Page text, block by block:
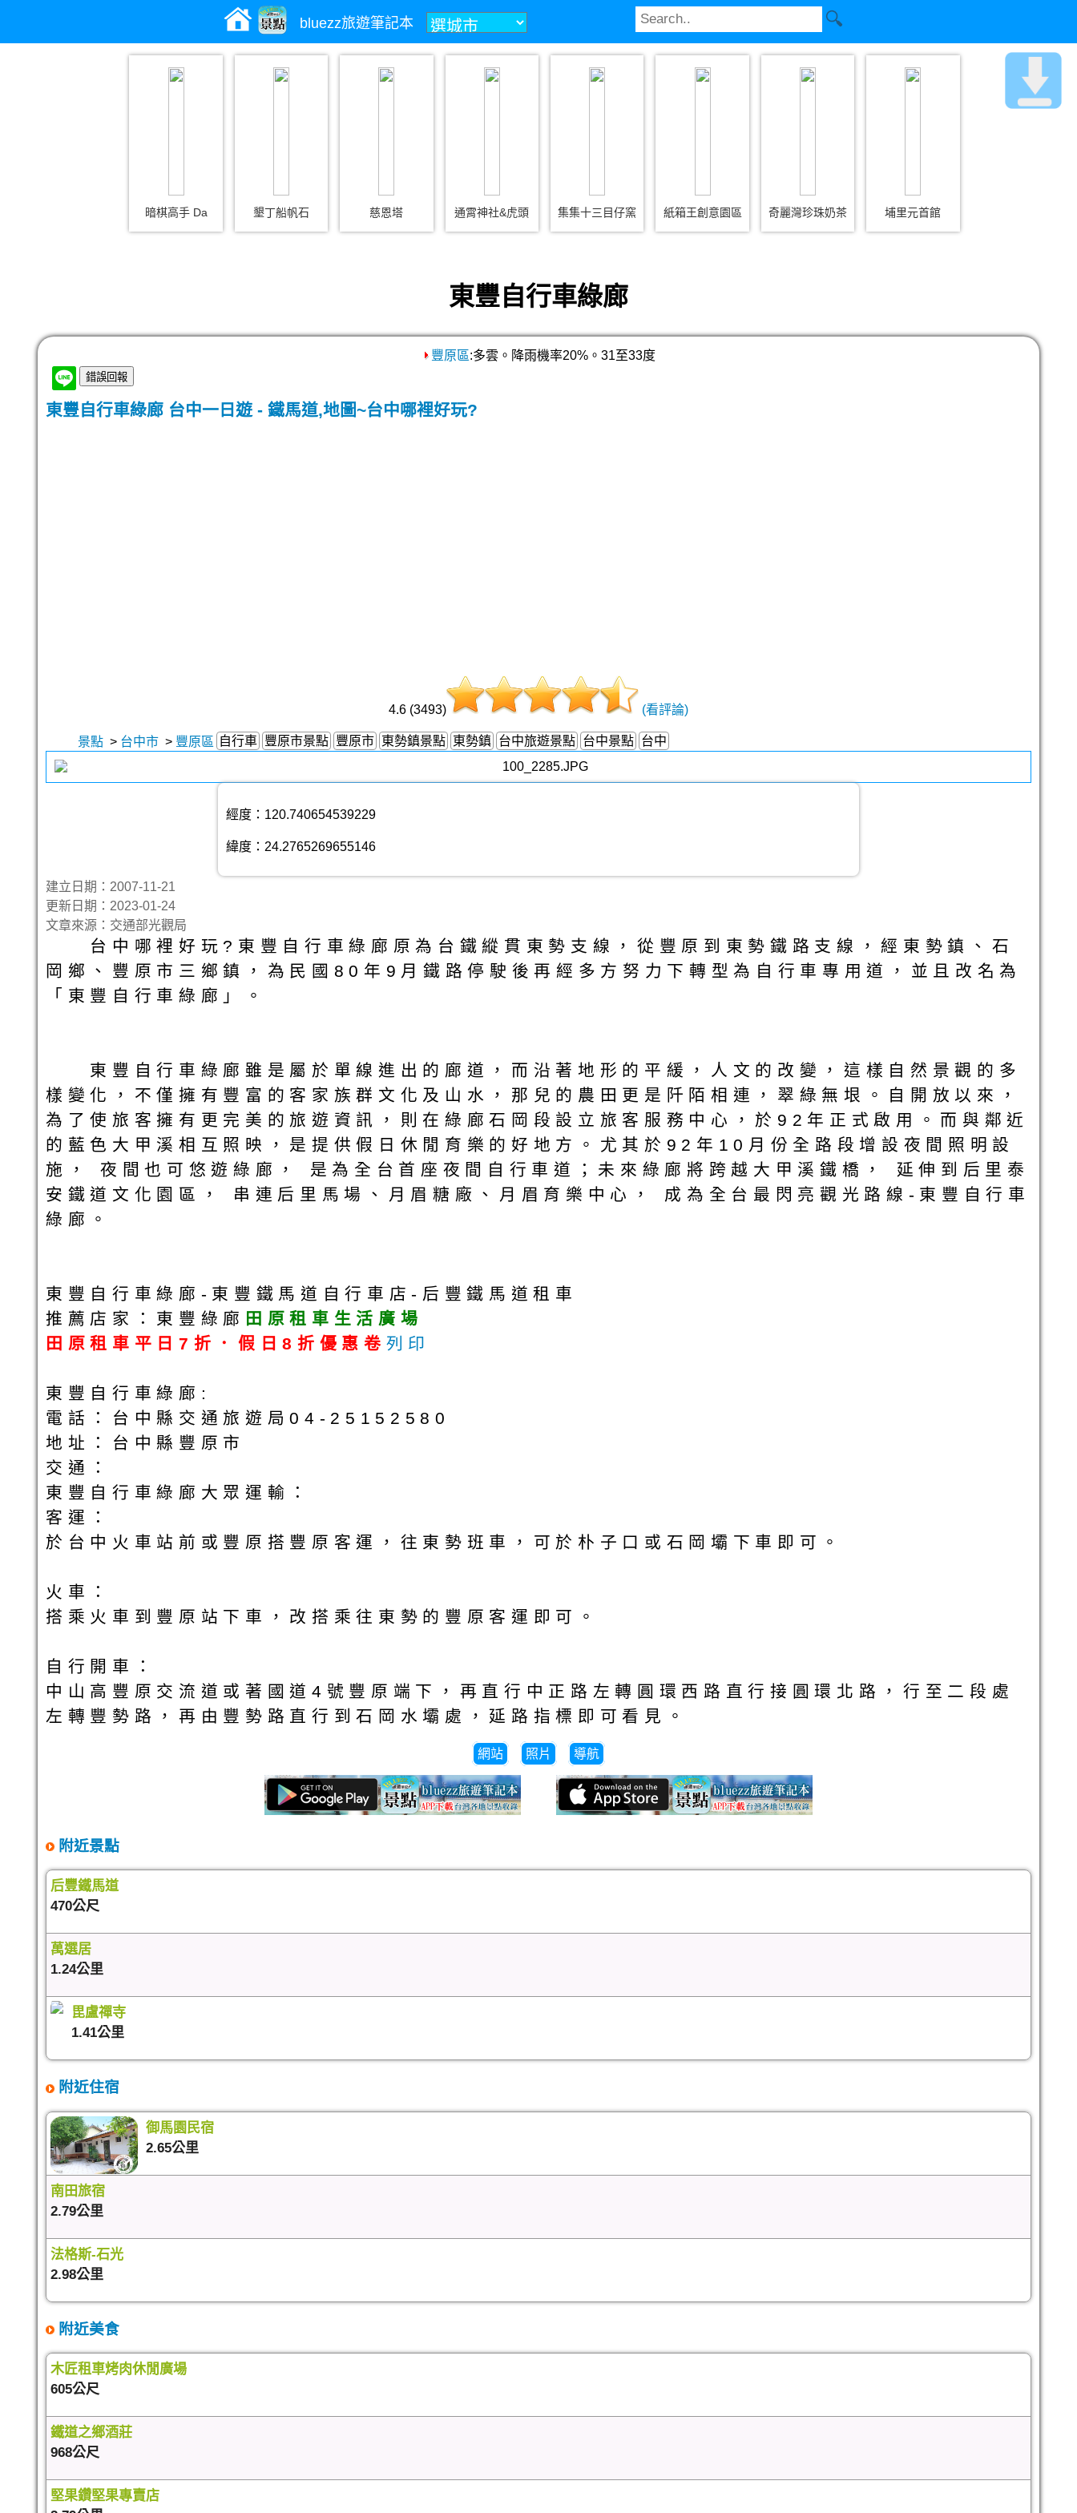
bluezz旅遊筆記本
暗棋高手 Da 墾丁船帆石 慈恩塔 通霄神社&虎頭 集集十三目仔窯 紙箱王創意園區 奇麗灣珍珠奶茶 埔里元首館
東豐自行車綠廊
豐原區:多雲。降雨機率20%。31至33度
東豐自行車綠廊 台中一日遊 - 鐵馬道,地圖~台中哪裡好玩?
4.6 (3493) (看評論)
景點 > 台中市 > 豐原區 自行車 豐原市景點 豐原市 東勢鎮景點 東勢鎮 台中旅遊景點 台中景點 台中
經度：120.740654539229
緯度：24.2765269655146
建立日期：2007-11-21
更新日期：2023-01-24
文章來源：交通部光觀局
台中哪裡好玩?東豐自行車綠廊原為台鐵縱貫東勢支線，從豐原到東勢鐵路支線，經東勢鎮、石
岡鄉、豐原市三鄉鎮，為民國80年9月鐵路停駛後再經多方努力下轉型為自行車專用道，並且改名為
「東豐自行車綠廊」。
東豐自行車綠廊雖是屬於單線進出的廊道，而沿著地形的平緩，人文的改變，這樣自然景觀的多
樣變化，不僅擁有豐富的客家族群文化及山水，那兒的農田更是阡陌相連，翠綠無垠。自開放以來，
為了使旅客擁有更完美的旅遊資訊，則在綠廊石岡段設立旅客服務中心，於92年正式啟用。而與鄰近
的藍色大甲溪相互照映，是提供假日休閒育樂的好地方。尤其於92年10月份全路段增設夜間照明設
施， 夜間也可悠遊綠廊， 是為全台首座夜間自行車道；未來綠廊將跨越大甲溪鐵橋， 延伸到后里泰
安鐵道文化園區， 串連后里馬場、月眉糖廠、月眉育樂中心， 成為全台最閃亮觀光路線-東豐自行車
綠廊。
東豐自行車綠廊-東豐鐵馬道自行車店-后豐鐵馬道租車
推薦店家：東豐綠廊 田原租車生活廣場
田原租車平日7折．假日8折優惠卷 列印
東豐自行車綠廊:
電話：台中縣交通旅遊局04-25152580
地址：台中縣豐原市
交通：
東豐自行車綠廊大眾運輸：
客運：
於台中火車站前或豐原搭豐原客運，往東勢班車，可於朴子口或石岡壩下車即可。
火車：
搭乘火車到豐原站下車，改搭乘往東勢的豐原客運即可。
自行開車：
中山高豐原交流道或著國道4號豐原端下，再直行中正路左轉圓環西路直行接圓環北路，行至二段處
左轉豐勢路，再由豐勢路直行到石岡水壩處，延路指標即可看見。
網站 照片 導航
附近景點
后豐鐵馬道
470公尺
萬選居
1.24公里
毘盧禪寺
1.41公里
附近住宿
御馬園民宿
2.65公里
南田旅宿
2.79公里
法格斯-石光
2.98公里
附近美食
木匠租車烤肉休閒廣場
605公尺
鐵道之鄉酒莊
968公尺
堅果鑽堅果專賣店